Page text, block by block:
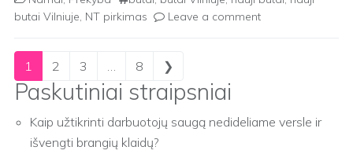
butai Vilniuje, NT pirkimas Leave a comment
Posts navigation
1 2 3 … 8 ❯
Paskutiniai straipsniai
Kaip užtikrinti darbuotojų saugą nedideliame versle ir
išvengti brangių klaidų?